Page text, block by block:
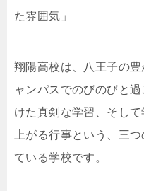
た雰囲気」
翔陽高校は、八王子の
ャンパスでのびのびと
けた真剣な学習、そし
上がる行事という、三
ている学校です。